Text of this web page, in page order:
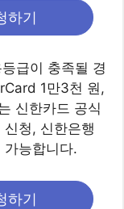
하기
급이 충족될 경
1만3천 원,
신한카드 공식
청, 신한은행
가능합니다.
하기